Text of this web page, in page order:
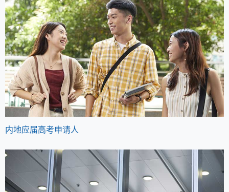
内地应届高考申请人